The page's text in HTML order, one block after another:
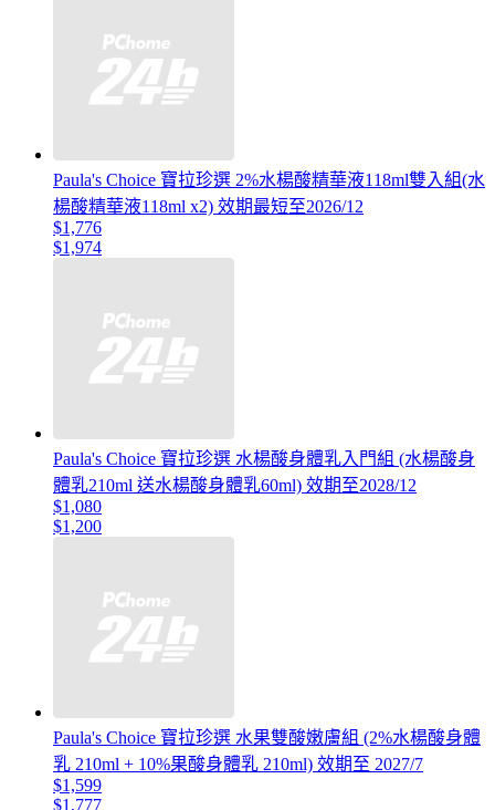
Paula's Choice 寶拉珍選 2%水楊酸精華液118ml雙入組(水
楊酸精華液118ml x2) 效期最短至2026/12
$1,776
$1,974
Paula's Choice 寶拉珍選 水楊酸身體乳入門組 (水楊酸身
體乳210ml 送水楊酸身體乳60ml) 效期至2028/12
$1,080
$1,200
Paula's Choice 寶拉珍選 水果雙酸嫩膚組 (2%水楊酸身體
乳 210ml + 10%果酸身體乳 210ml) 效期至 2027/7
$1,599
$1,777